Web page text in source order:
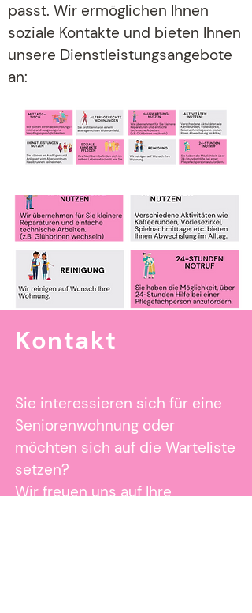
passt. Wir ermöglichen Ihnen
soziale Kontakte und bieten Ihnen
unsere Dienstleistungsangebote
an:
Kontakt
Sie interessieren sich für eine
Seniorenwohnung oder
möchten sich auf die Warteliste
setzen?
Wir freuen uns auf Ihre